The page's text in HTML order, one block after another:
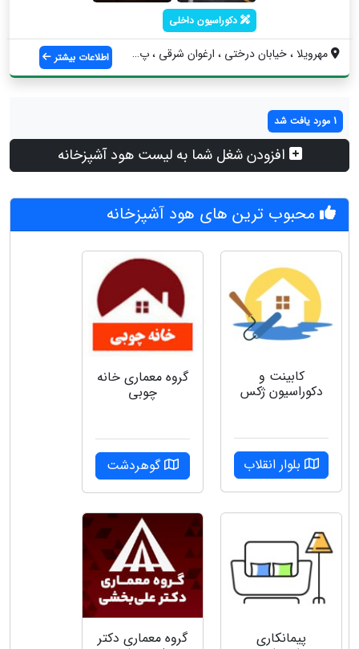
دکوراسیون داخلی
مهرویلا ، خیابان درختی ، ارغوان شرقی ، پ... اطلاعات بیشتر
1 مورد یافت شد
افزودن شغل شما به لیست هود آشپزخانه
محبوب ترین های هود آشپزخانه
کابینت و
دکوراسیون ژکس
بلوار انقلاب
گروه‌ معماری خانه
چوبی
گوهردشت
پیمانکاری گروه معماری دکتر